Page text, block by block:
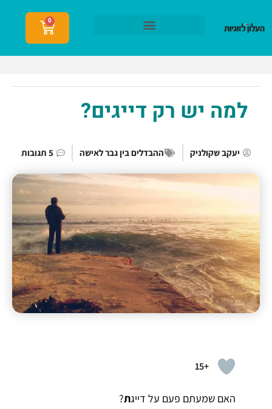
0
למה יש רק דייגים?
יעקב שקולניק ההבדלים בין גבר לאישה 5 תגובות
+15
האם שמעתם פעם על דייגת?